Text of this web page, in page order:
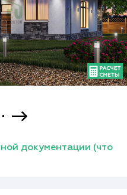
документации (что